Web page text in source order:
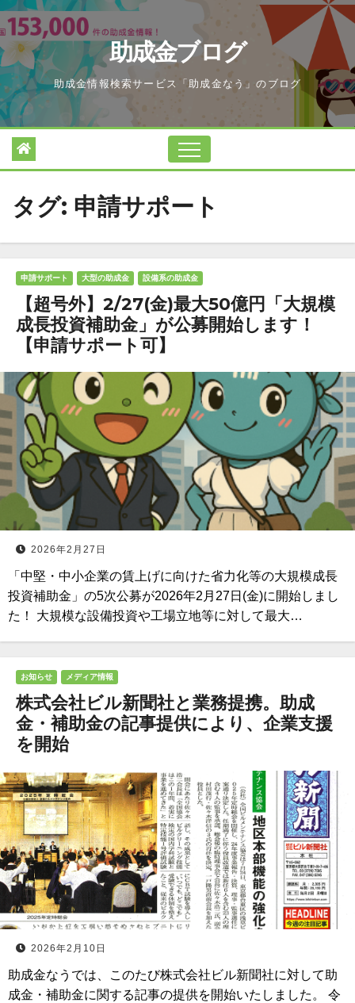
Skip
to
content
助成金ブログ
助成金情報検索サービス「助成金なう」のブログ
タグ: 申請サポート
申請サポート 大型の助成金 設備系の助成金
【超号外】2/27(金)最大50億円「大規模
成長投資補助金」が公募開始します！
【申請サポート可】
2026年2月27日
「中堅・中小企業の賃上げに向けた省力化等の大規模成長
投資補助金」の5次公募が2026年2月27日(金)に開始しまし
た！ 大規模な設備投資や工場立地等に対して最大…
お知らせ メディア情報
株式会社ビル新聞社と業務提携。助成
⾦・補助⾦の記事提供により、企業⽀援
を開始
2026年2月10日
助成金なうでは、このたび株式会社ビル新聞社に対して助
成金・補助金に関する記事の提供を開始いたしました。 令